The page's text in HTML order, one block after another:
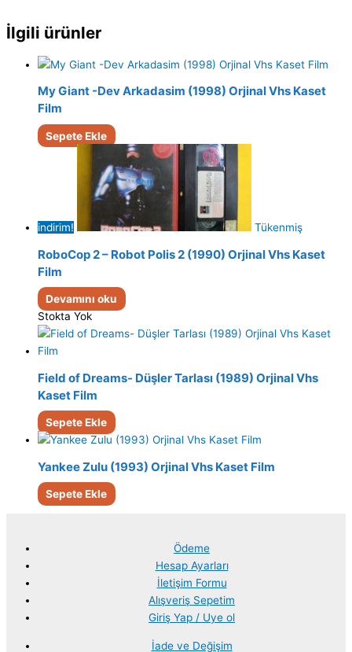
İlgili ürünler
My Giant -Dev Arkadasim (1998) Orjinal Vhs Kaset
Film
Sepete Ekle
indirim! Tükenmiş
RoboCop 2 – Robot Polis 2 (1990) Orjinal Vhs Kaset
Film
Devamını oku
Stokta Yok
Field of Dreams- Düşler Tarlası (1989) Orjinal Vhs
Kaset Film
Sepete Ekle
Yankee Zulu (1993) Orjinal Vhs Kaset Film
Sepete Ekle
Ödeme
Hesap Ayarları
İletişim Formu
Alışveriş Sepetim
Giriş Yap / Uye ol
İade ve Değişim